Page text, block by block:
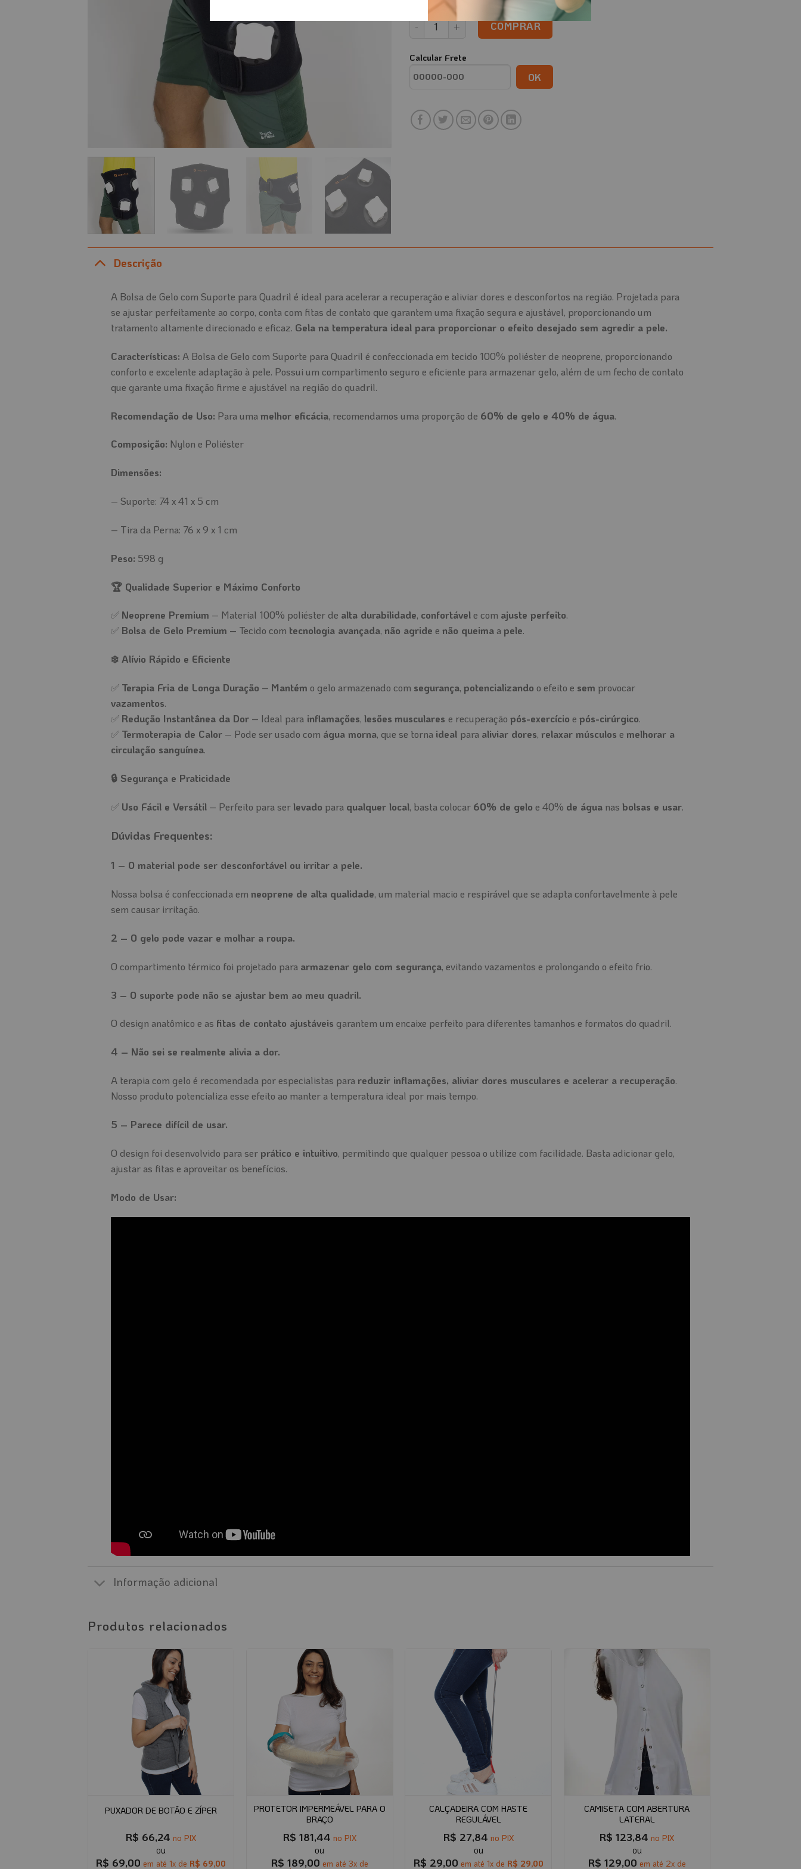
Bolsa de Gelo com Suporte para Quadril quantidade
COMPRAR
Calcular Frete
OK
Descrição
A Bolsa de Gelo com Suporte para Quadril é ideal para acelerar a recuperação e aliviar dores e desconfortos na região. Projetada para
se ajustar perfeitamente ao corpo, conta com fitas de contato que garantem uma fixação segura e ajustável, proporcionando um
tratamento altamente direcionado e eficaz. Gela na temperatura ideal para proporcionar o efeito desejado sem agredir a pele.
Características: A Bolsa de Gelo com Suporte para Quadril é confeccionada em tecido 100% poliéster de neoprene, proporcionando
conforto e excelente adaptação à pele. Possui um compartimento seguro e eficiente para armazenar gelo, além de um fecho de contato
que garante uma fixação firme e ajustável na região do quadril.
Recomendação de Uso: Para uma melhor eficácia, recomendamos uma proporção de 60% de gelo e 40% de água.
Composição: Nylon e Poliéster
Dimensões:
– Suporte: 74 x 41 x 5 cm
– Tira da Perna: 76 x 9 x 1 cm
Peso: 598 g
🏆 Qualidade Superior e Máximo Conforto
✅ Neoprene Premium – Material 100% poliéster de alta durabilidade, confortávele com ajuste perfeito.
✅ Bolsa de Gelo Premium – Tecido com tecnologia avançada, não agride e não queimaa pele.
❄️ Alívio Rápido e Eficiente
✅ Terapia Fria de Longa Duração – Mantém o gelo armazenado com segurança, potencializando o efeito e sem provocar
vazamentos.
✅ Redução Instantânea da Dor– Ideal para inflamações, lesões musculares e recuperação pós-exercício e pós-cirúrgico.
✅ Termoterapia de Calor– Pode ser usado com água morna, que se torna ideal para aliviar dores, relaxar músculos e melhorar a
circulação sanguínea.
🔒 Segurança e Praticidade
✅ Uso Fácil e Versátil– Perfeito para serlevado para qualquer local, basta colocar 60% de gelo e 40% de águanas bolsas e usar.
Dúvidas Frequentes:
1️ – O material pode ser desconfortável ou irritar a pele.
Nossa bolsa é confeccionada em neoprene de alta qualidade, um material macio e respirável que se adapta confortavelmente à pele
sem causar irritação.
2️ – O gelo pode vazar e molhar a roupa.
O compartimento térmico foi projetado para armazenar gelo com segurança, evitando vazamentos e prolongando o efeito frio.
3️ – O suporte pode não se ajustar bem ao meu quadril.
O design anatômico e as fitas de contato ajustáveis garantem um encaixe perfeito para diferentes tamanhos e formatos do quadril.
4️ – Não sei se realmente alivia a dor.
A terapia com gelo é recomendada por especialistas para reduzir inflamações, aliviar dores musculares e acelerar a recuperação.
Nosso produto potencializa esse efeito ao manter a temperatura ideal por mais tempo.
5️ – Parece difícil de usar.
O design foi desenvolvido para serprático e intuitivo, permitindo que qualquer pessoa o utilize com facilidade. Basta adicionar gelo,
ajustar as fitas e aproveitar os benefícios.
Modo de Usar:
Informação adicional
Produtos relacionados
PUXADOR DE BOTÃO E ZÍPER
R$ 66,24 no PIX
R$ 69,00 em até 1x de R$ 69,00
PROTETOR IMPERMEÁVEL PARA O
BRAÇO
R$ 181,44 no PIX
R$ 189,00 em até 3x de
CALÇADEIRA COM HASTE
REGULÁVEL
R$ 27,84 no PIX
R$ 29,00 em até 1x de R$ 29,00
CAMISETA COM ABERTURA
LATERAL
R$ 123,84 no PIX
R$ 129,00 em até 2x de